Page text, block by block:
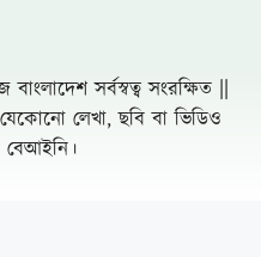
সর্বস্বত্ব সংরক্ষিত ||
লেখা, ছবি বা ভিডিও
বেআইনি।